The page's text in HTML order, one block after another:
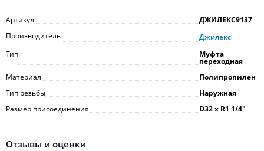
Артикул
ДЖИЛЕКС9137
Производитель
Джилекс
Тип
Муфта
переходная
Материал
Полипропилен
Тип резьбы
Наружная
Размер присоединения
D32 х R1 1/4"
Отзывы и оценки